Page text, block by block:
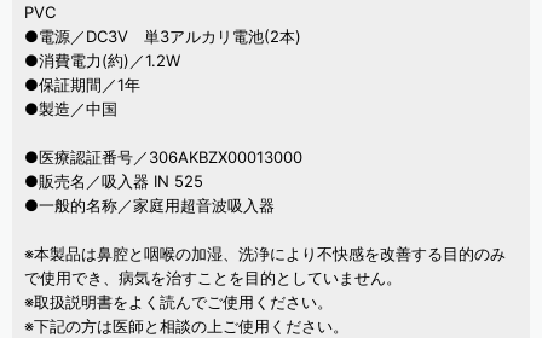
PVC
●電源／DC3V 単3アルカリ電池(2本)
●消費電力(約)／1.2W
●保証期間／1年
●製造／中国
●医療認証番号／306AKBZX00013000
●販売名／吸入器 IN 525
●一般的名称／家庭用超音波吸入器
※本製品は鼻腔と咽喉の加湿、洗浄により不快感を改善する目的のみ
で使用でき、病気を治すことを目的としていません。
※取扱説明書をよく読んでご使用ください。
※下記の方は医師と相談の上ご使用ください。